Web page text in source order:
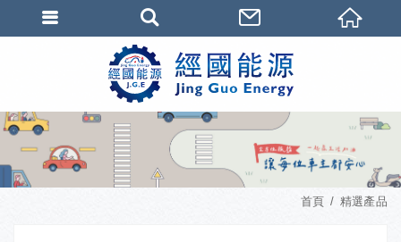
首頁 精選產品